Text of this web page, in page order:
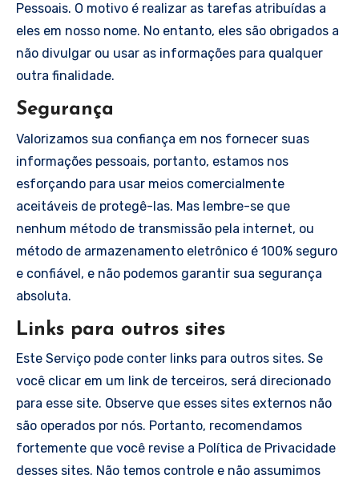
Pessoais. O motivo é realizar as tarefas atribuídas a
eles em nosso nome. No entanto, eles são obrigados a
não divulgar ou usar as informações para qualquer
outra finalidade.
Segurança
Valorizamos sua confiança em nos fornecer suas
informações pessoais, portanto, estamos nos
esforçando para usar meios comercialmente
aceitáveis de protegê-las. Mas lembre-se que
nenhum método de transmissão pela internet, ou
método de armazenamento eletrônico é 100% seguro
e confiável, e não podemos garantir sua segurança
absoluta.
Links para outros sites
Este Serviço pode conter links para outros sites. Se
você clicar em um link de terceiros, será direcionado
para esse site. Observe que esses sites externos não
são operados por nós. Portanto, recomendamos
fortemente que você revise a Política de Privacidade
desses sites. Não temos controle e não assumimos